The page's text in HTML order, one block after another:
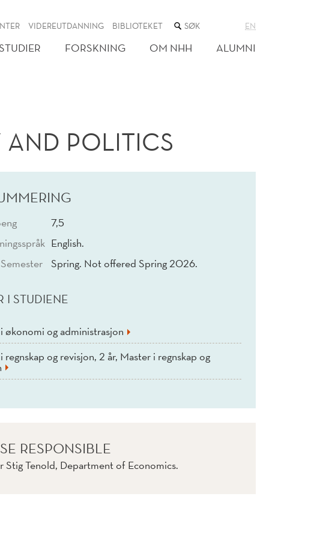
VIDEREUTDANNING BIBLIOTEKET SØK
NETTSTEDET
EN
FORSKNING OM NHH ALUMNI
POLITICS
7,5
English.
Spring. Not offered Spring 2026.
I STUDIENE
økonomi og administrasjon
regnskap og revisjon, 2 år, Master i regnskap og
RESPONSIBLE
Stig Tenold, Department of Economics.